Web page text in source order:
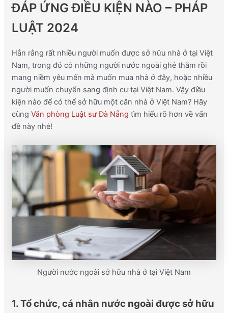
ĐÁP ỨNGĐIỀU KIỆN NÀO – PHÁP
LUẬT 2024
Hẳn rằng rất nhiều người muốn được sở hữu nhà ở tại Việt
Nam, trong đó có những người nước ngoài ghé thăm rồi
mang niềm yêu mến mà muốn mua nhà ở đây, hoặc nhiều
người muốn chuyển sang định cư tại Việt Nam. Vậy điều
kiện nào để có thể sở hữu một căn nhà ở Việt Nam? Hãy
cùng Văn phòng Luật sư Đà Nẵng tìm hiểu rõ hơn về vấn
đề này nhé!
Người nước ngoài sở hữu nhà ở tại Việt Nam
1. Tổ chức, cá nhân nước ngoài được sở hữu